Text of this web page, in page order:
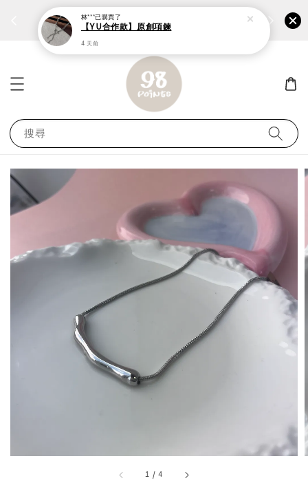
加入新會員?送100購物金
搜尋
1 /4
林***已購買了
【YU合作款】原創項鍊
4 天前